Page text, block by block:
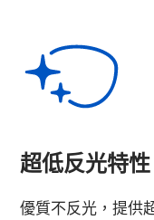
超低反光特性
優質不反光，提供